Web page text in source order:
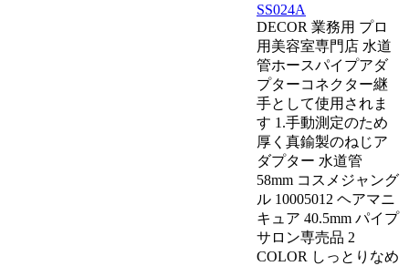
SS024A
DECOR 業務用 プロ
用美容室専門店 水道
管ホースパイプアダ
プターコネクター継
手として使用されま
す 1.手動測定のため
厚く真鍮製のねじア
ダプター 水道管
58mm コスメジャング
ル 10005012 ヘアマニ
キュア 40.5mm パイプ
サロン専売品 2
COLOR しっとりなめ